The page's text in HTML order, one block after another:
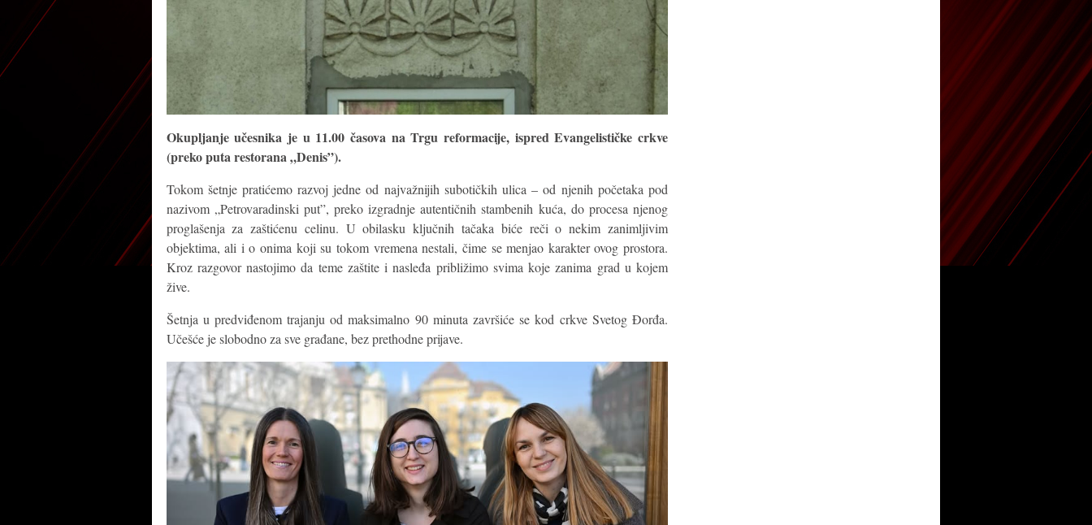
Okupljanje učesnika je u 11.00 časova na Trgu reformacije, ispred Evangelističke crkve
(preko puta restorana „Denis”).
Tokom šetnje pratićemo razvoj jedne od najvažnijih subotičkih ulica – od njenih početaka pod
nazivom „Petrovaradinski put”, preko izgradnje autentičnih stambenih kuća, do procesa njenog
proglašenja za zaštićenu celinu. U obilasku ključnih tačaka biće reči o nekim zanimljivim
objektima, ali i o onima koji su tokom vremena nestali, čime se menjao karakter ovog prostora.
Kroz razgovor nastojimo da teme zaštite i nasleđa približimo svima koje zanima grad u kojem
žive.
Šetnja u predviđenom trajanju od maksimalno 90 minuta završiće se kod crkve Svetog Đorđa.
Učešće je slobodno za sve građane, bez prethodne prijave.